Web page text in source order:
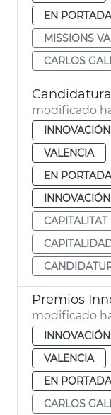
EN
MISSIONS
CARLOS
modificado
INNOVACIÓN
VALENCIA
EN
INNOVACIÓN
Premios
modificado
INNOVACIÓN
VALENCIA
EN
CARLOS